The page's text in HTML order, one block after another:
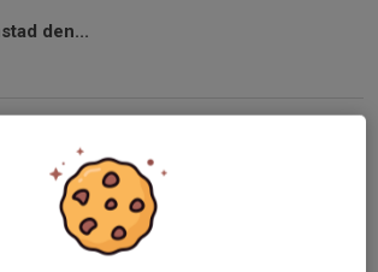
den...
0 kommentarer